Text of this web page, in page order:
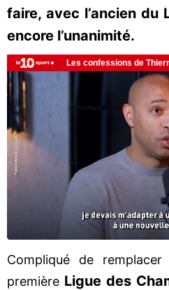
faire, avec l’ancien du
encore l’unanimité.
Compliqué de
première Ligue des